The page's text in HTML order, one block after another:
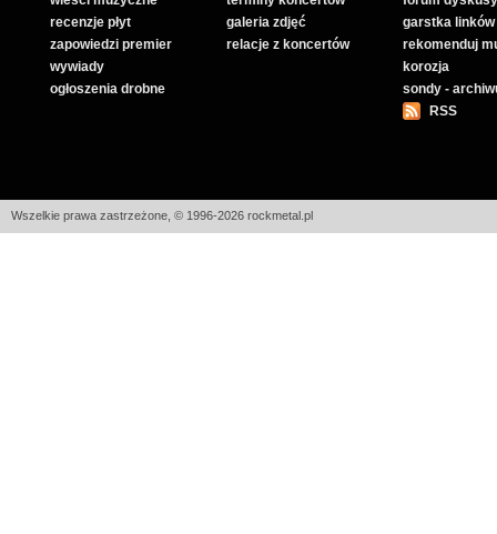
recenzje płyt
zapowiedzi premier
wywiady
ogłoszenia drobne
galeria zdjęć
relacje z koncertów
garstka linków
rekomenduj
korozja
sondy -
RSS
Wszelkie prawa zastrzeżone, © 1996-2026 rockmetal.pl